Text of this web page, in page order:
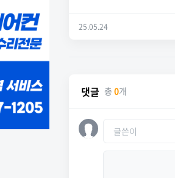
25.05.24
댓글 총 0개